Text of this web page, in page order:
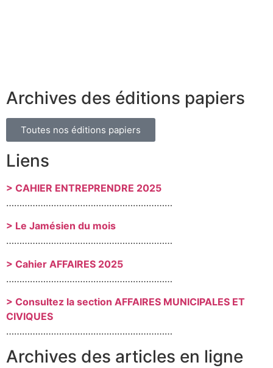
Archives des éditions papiers
Toutes nos éditions papiers
Liens
> CAHIER ENTREPRENDRE 2025
………………………………………………………
> Le Jamésien du mois
………………………………………………………
> Cahier AFFAIRES 2025
………………………………………………………
> Consultez la section AFFAIRES MUNICIPALES ET
CIVIQUES
………………………………………………………
Archives des articles en ligne